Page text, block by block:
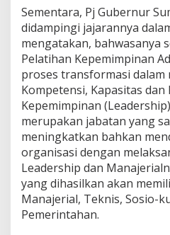
d
m
i
n
i
s
r
a
t
o
r
Sementara, Pj Gubernur
didampingi jajarannya
mengatakan, bahwasanya
Pelatihan Kepemimpinan
proses transformasi
Kompetensi, Kapasitas
Kepemimpinan
merupakan jabatan yang
meningkatkan bahkan
organisasi dengan
Leadership dan
yang dihasilkan akan
Manajerial, Teknis, Sosio-
Pemerintahan.